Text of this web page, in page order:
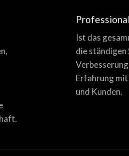
Ist das
die ständigen
Erfahrung
und Kunden.